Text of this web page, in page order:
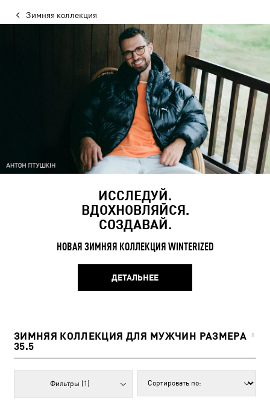
Зимняя коллекция
ИССЛЕДУЙ.
ВДОХНОВЛЯЙСЯ.
СОЗДАВАЙ.
НОВАЯ ЗИМНЯЯ КОЛЛЕКЦИЯ WINTERIZED
ДЕТАЛЬНЕЕ
ЗИМНЯЯ КОЛЛЕКЦИЯ ДЛЯ МУЖЧИН РАЗМЕРА
35.5
8
Фильтры (1)